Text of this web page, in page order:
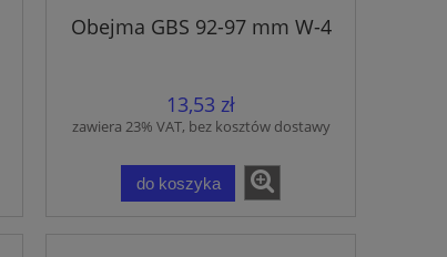
Obejma GBS 92-97 mm W-4
13,53 zł
zawiera 23% VAT, bez kosztów dostawy
do koszyka